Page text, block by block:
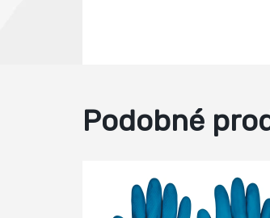
Podobné